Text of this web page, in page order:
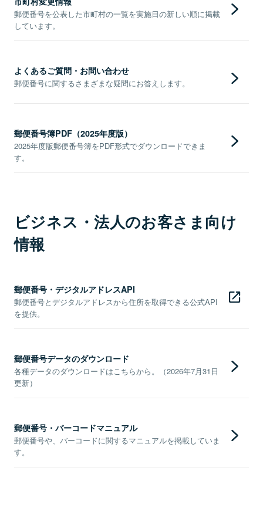
郵便番号を公表した市町村の一覧を実施日の新しい順に掲載
しています。
よくあるご質問・お問い合わせ
郵便番号に関するさまざまな疑問にお答えします。
郵便番号簿PDF（2025年度版）
2025年度版郵便番号簿をPDF形式でダウンロードできま
す。
ビジネス・法人のお客さま向け
情報
郵便番号・デジタルアドレスAPI
郵便番号とデジタルアドレスから住所を取得できる公式API
を提供。
郵便番号データのダウンロード
各種データのダウンロードはこちらから。（2026年7月31日
更新）
郵便番号・バーコードマニュアル
郵便番号や、バーコードに関するマニュアルを掲載していま
す。